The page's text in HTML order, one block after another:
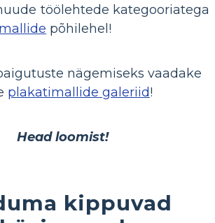
töölehtede kategooriatega
põhilehel!
nägemiseks vaadake
plakatimallide galeriid!
Head loomist!
kippuvad